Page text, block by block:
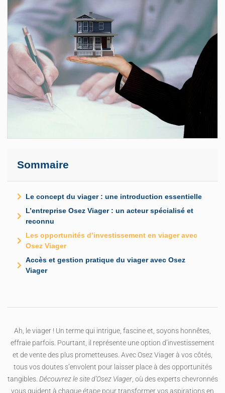
Sommaire
Le concept du viager : une introduction essentielle
L’entreprise Osez Viager : un acteur spécialisé et
reconnu
Les opportunités d’investissement en viager avec
Osez Viager
Accès et gestion pratique du viager avec Osez
Viager
Ah, le viager ! Un terme qui intrigue, fascine et, soyons honnêtes,
effraie parfois. Pourtant, il représente une option d’investissement
et de vente des plus prometteuses. Avec Osez Viager à vos côtés,
tous vos doutes s’envolent pour laisser place à des opportunités
tangibles. Découvrez le site d’Osez Viager, où des experts chevronnés